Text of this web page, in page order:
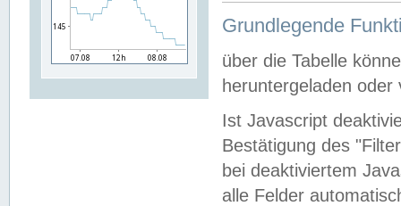
Grundlegende
über die Tabelle
heruntergeladen oder
Ist Javascript
Bestätigung des
bei deaktiviertem
alle Felder